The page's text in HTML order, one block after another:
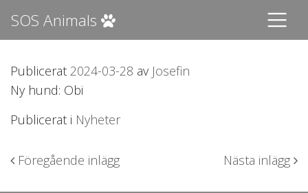
SOS Animals
Publicerat 2024-03-28 av Josefin
Ny hund: Obi
Publicerat i Nyheter
Inläggsnavigering
Föregående inlägg Nästa inlägg